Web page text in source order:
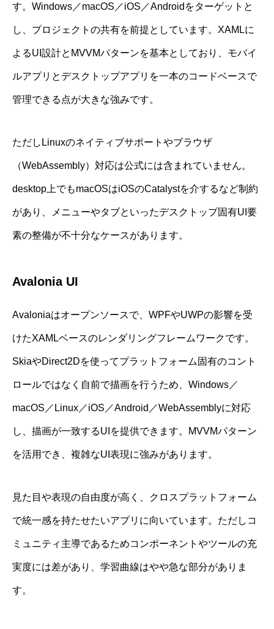
す。Windows／macOS／iOS／Androidをターゲットと
し、プロジェクトの共有を前提としています。XAMLに
よるUI設計とMVVMパターンを基本としており、モバイ
ルアプリとデスクトップアプリを一本のコードベースで
管理できる点が大きな強みです。
ただしLinuxのネイティブサポートやブラウザ
（WebAssembly）対応は公式には含まれていません。
desktop上でもmacOSはiOSのCatalystを介するなど制約
があり、メニューやタブといったデスクトップ固有UI要
素の整備が不十分なケースがあります。
Avalonia UI
Avaloniaはオープンソースで、WPFやUWPの影響を受
けたXAMLベースのレンダリングフレームワークです。
SkiaやDirect2Dを使ってプラットフォーム固有のコント
ロールではなく自前で描画を行うため、Windows／
macOS／Linux／iOS／Android／WebAssemblyに対応
し、描画が一致するUIを提供できます。MVVMパターン
を活用でき、複雑なUI表現に強みがあります。
見た目や表現の自由度が高く、クロスプラットフォーム
で統一感を持たせたいアプリに向いています。ただしコ
ミュニティ主導であるためコンポーネントやツールの充
実度には差があり、学習曲線はやや急な部分がありま
す。